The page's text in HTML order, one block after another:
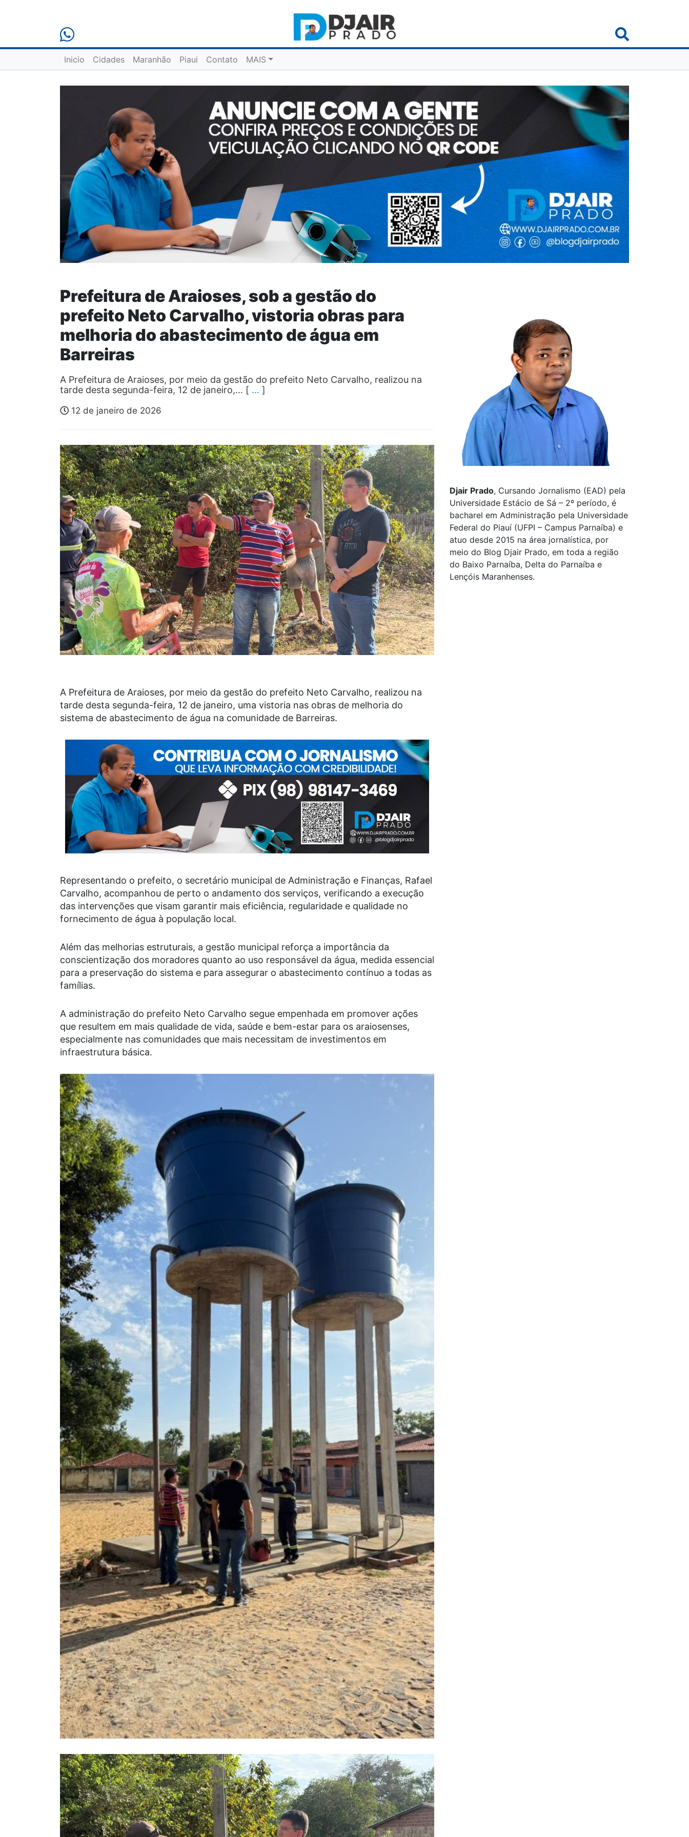
Inicio Cidades Maranhão Piaui Contato MAIS
Prefeitura de Araioses, sob a gestão do
prefeito Neto Carvalho, vistoria obras para
melhoria do abastecimento de água em
Barreiras
A Prefeitura de Araioses, por meio da gestão do prefeito Neto Carvalho, realizou na
tarde desta segunda-feira, 12 de janeiro,… [ … ]
12 de janeiro de 2026
A Prefeitura de Araioses, por meio da gestão do prefeito Neto Carvalho, realizou na
tarde desta segunda-feira, 12 de janeiro, uma vistoria nas obras de melhoria do
sistema de abastecimento de água na comunidade de Barreiras.
Representando o prefeito, o secretário municipal de Administração e Finanças, Rafael
Carvalho, acompanhou de perto o andamento dos serviços, verificando a execução
das intervenções que visam garantir mais eficiência, regularidade e qualidade no
fornecimento de água à população local.
Além das melhorias estruturais, a gestão municipal reforça a importância da
conscientização dos moradores quanto ao uso responsável da água, medida essencial
para a preservação do sistema e para assegurar o abastecimento contínuo a todas as
famílias.
A administração do prefeito Neto Carvalho segue empenhada em promover ações
que resultem em mais qualidade de vida, saúde e bem-estar para os araiosenses,
especialmente nas comunidades que mais necessitam de investimentos em
infraestrutura básica.
Djair Prado, Cursando Jornalismo (EAD) pela
Universidade Estácio de Sá – 2º período, é
bacharel em Administração pela Universidade
Federal do Piauí (UFPI – Campus Parnaíba) e
atuo desde 2015 na área jornalística, por
meio do Blog Djair Prado, em toda a região
do Baixo Parnaíba, Delta do Parnaíba e
Lençóis Maranhenses.